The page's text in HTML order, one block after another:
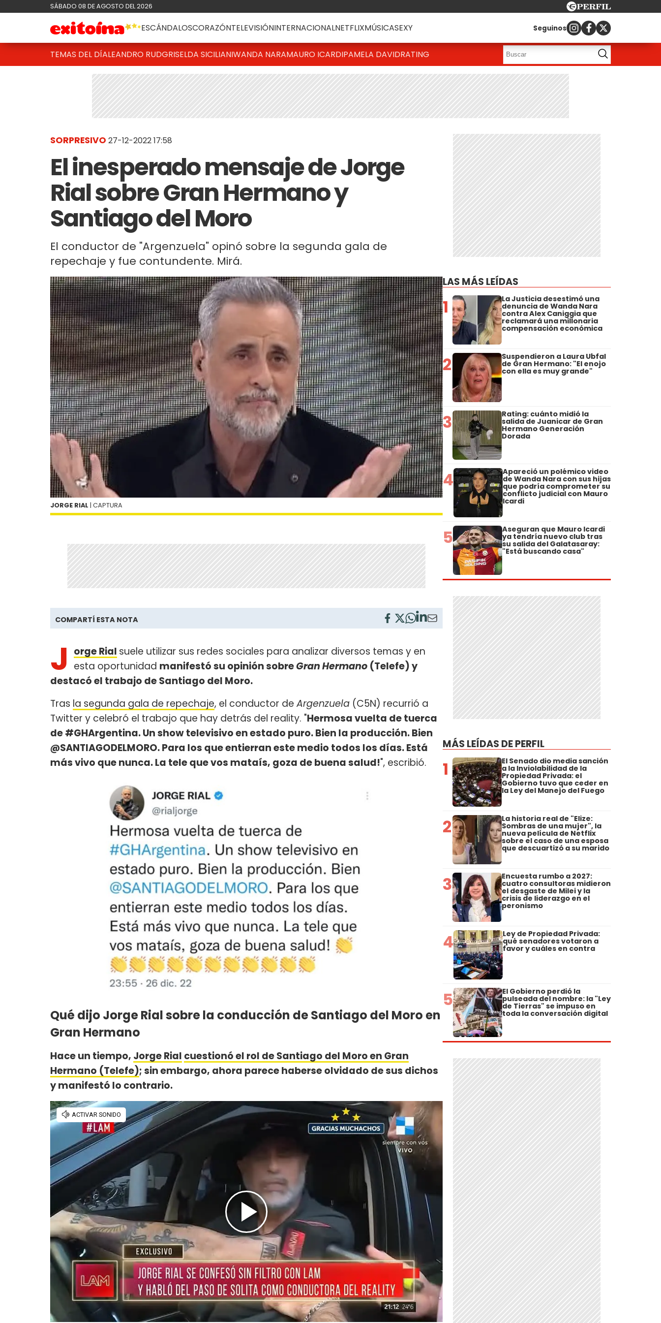
SÁBADO 08 DE AGOSTO DEL 2026
ESCÁNDALOSCORAZÓNTELEVISIÓNINTERNACIONALNETFLIXMÚSICASEXY Seguinos
TEMAS DEL DÍALEANDRO RUDGRISELDA SICILIANIWANDA NARAMAURO ICARDIPAMELA DAVIDRATING
SORPRESIVO 27-12-2022 17:58
El inesperado mensaje de Jorge
Rial sobre Gran Hermano y
Santiago del Moro
El conductor de "Argenzuela" opinó sobre la segunda gala de
repechaje y fue contundente. Mirá.
JORGE RIAL | CAPTURA
COMPARTÍ ESTA NOTA
J orge Rial suele utilizar sus redes sociales para analizar diversos temas y en
esta oportunidad manifestó su opinión sobreGran Hermano (Telefe) y
destacó el trabajo de Santiago del Moro.
Tras la segunda gala de repechaje, el conductor deArgenzuela (C5N) recurrió a
Twitter y celebró el trabajo que hay detrás del reality. "Hermosa vuelta de tuerca
de #GHArgentina. Un show televisivo en estado puro. Bien la producción. Bien
@SANTIAGODELMORO. Para los que entierran este medio todos los días. Está
más vivo que nunca. La tele que vos mataís, goza de buena salud!", escribió.
Qué dijo Jorge Rial sobre la conducción de Santiago del Moro en
Gran Hermano
Hace un tiempo, Jorge Rial cuestionó el rol de Santiago del Moro en Gran
Hermano (Telefe); sin embargo, ahora parece haberse olvidado de sus dichos
y manifestó lo contrario.
LAS MÁS LEÍDAS
1 La Justicia desestimó una
denuncia de Wanda Nara
contra Alex Caniggia que
reclamará una millonaria
compensación económica
2 Suspendieron a Laura Ubfal
de Gran Hermano: "El enojo
con ella es muy grande"
3 Rating: cuánto midió la
salida de Juanicar de Gran
Hermano Generación
Dorada
4 Apareció un polémico video
de Wanda Nara con sus hijas
que podría comprometer su
conflicto judicial con Mauro
Icardi
5 Aseguran que Mauro Icardi
ya tendría nuevo club tras
su salida del Galatasaray:
"Está buscando casa"
MÁS LEÍDAS DE PERFIL
1 El Senado dio media sanción
a la Inviolabilidad de la
Propiedad Privada: el
Gobierno tuvo que ceder en
la Ley del Manejo del Fuego
2 La historia real de "Elize:
Sombras de una mujer", la
nueva película de Netflix
sobre el caso de una esposa
que descuartizó a su marido
3 Encuesta rumbo a 2027:
cuatro consultoras midieron
el desgaste de Milei y la
crisis de liderazgo en el
peronismo
4 Ley de Propiedad Privada:
qué senadores votaron a
favor y cuáles en contra
5 El Gobierno perdió la
pulseada del nombre: la "Ley
de Tierras" se impuso en
toda la conversación digital